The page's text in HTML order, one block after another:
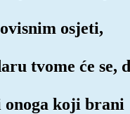
osjeti,
tvome će
koji brani